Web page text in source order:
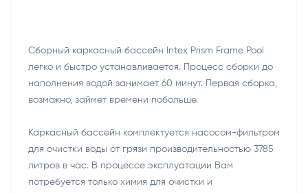
Сборный каркасный бассейн Intex Prism Frame Pool
легко и быстро устанавливается. Процесс сборки до
наполнения водой занимает 60 минут. Первая сборка,
возможно, займет времени побольше.
Каркасный бассейн комплектуется насосом-фильтром
для очистки воды от грязи производительностью 3785
литров в час. В процессе эксплуатации Вам
потребуется только химия для очистки и